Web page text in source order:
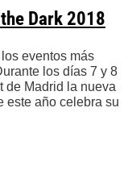
Dark 2018
eventos más
los días 7 y 8
de Madrid la nueva
este año celebra su